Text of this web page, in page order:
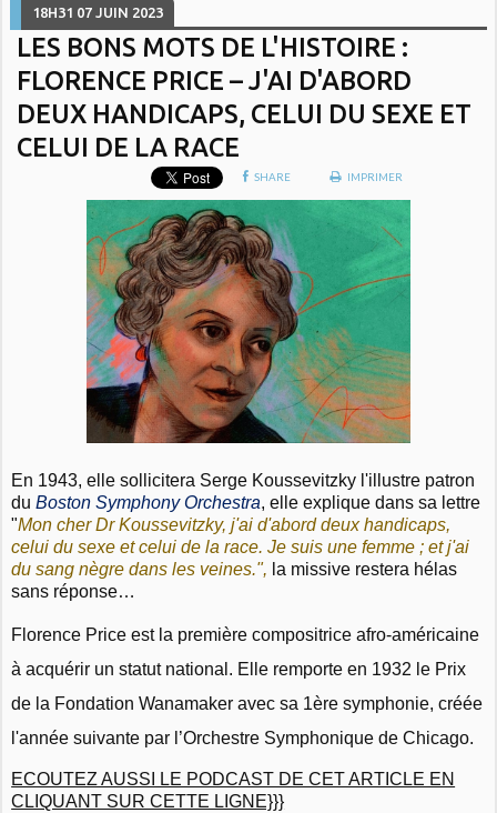
18H31 07 JUIN 2023
LES BONS MOTS DE L'HISTOIRE :
FLORENCE PRICE – J'AI D'ABORD
DEUX HANDICAPS, CELUI DU SEXE ET
CELUI DE LA RACE
SHARE IMPRIMER
En 1943, elle sollicitera Serge Koussevitzky l'illustre patron
duBoston Symphony Orchestra, elle explique dans sa lettre
"Mon cher Dr Koussevitzky, j'ai d'abord deux handicaps,
celui du sexe et celui de la race. Je suis une femme ; et j'ai
du sang nègre dans les veines.", la missive restera hélas
sans réponse…
Florence Price est la première compositrice afro-américaine
à acquérir un statut national. Elle remporte en 1932 le Prix
de la Fondation Wanamaker avec sa 1ère symphonie, créée
l'année suivante par l’Orchestre Symphonique de Chicago.
ECOUTEZ AUSSI LE PODCAST DE CET ARTICLE EN
CLIQUANT SUR CETTE LIGNE}}}